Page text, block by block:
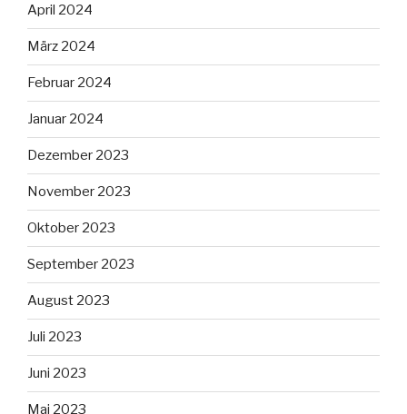
April 2024
März 2024
Februar 2024
Januar 2024
Dezember 2023
November 2023
Oktober 2023
September 2023
August 2023
Juli 2023
Juni 2023
Mai 2023